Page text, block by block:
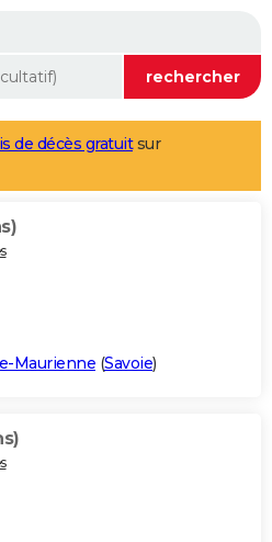
de décès gratuitsur
Maurienne (Savoie)